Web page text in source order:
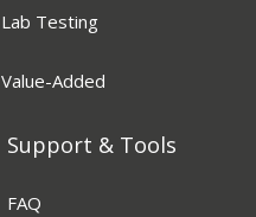
Lab Testing
Value-Added
Support & Tools
FAQ